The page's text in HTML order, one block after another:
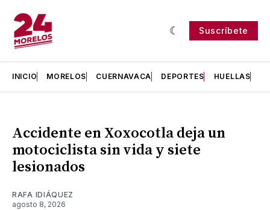
Suscríbete
INICIO MORELOS CUERNAVACA DEPORTES HUELLAS
Accidente en Xoxocotla deja un
motociclista sin vida y siete
lesionados
RAFA IDIÁQUEZ
agosto 8, 2026